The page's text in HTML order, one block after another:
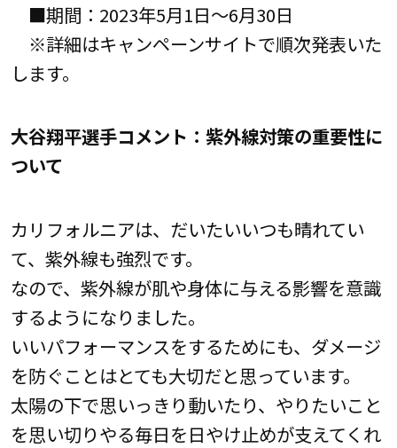
■期間：2023年5月1日～6月30日
※詳細はキャンペーンサイトで順次発表いた
します。
大谷翔平選手コメント：紫外線対策の重要性に
ついて
カリフォルニアは、だいたいいつも晴れてい
て、紫外線も強烈です。
なので、紫外線が肌や身体に与える影響を意識
するようになりました。
いいパフォーマンスをするためにも、ダメージ
を防ぐことはとても大切だと思っています。
太陽の下で思いっきり動いたり、やりたいこと
を思い切りやる毎日を日やけ止めが支えてくれ